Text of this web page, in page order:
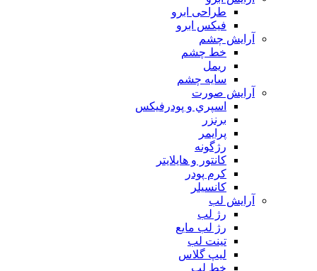
طراحی ابرو
فیکس ابرو
آرايش چشم
خط چشم
ريمل
سايه چشم
آرايش صورت
اسپري و پودرفيكس
برنزر
پرايمر
رژگونه
كانتور و هايلايتر
كرم پودر
كانسيلر
آرايش لب
رژ لب
رژ لب مایع
تینت لب
لیپ گلاس
خط لب